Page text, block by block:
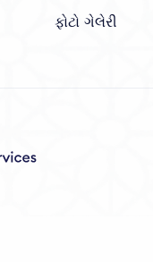
ફોટો ગેલેરી